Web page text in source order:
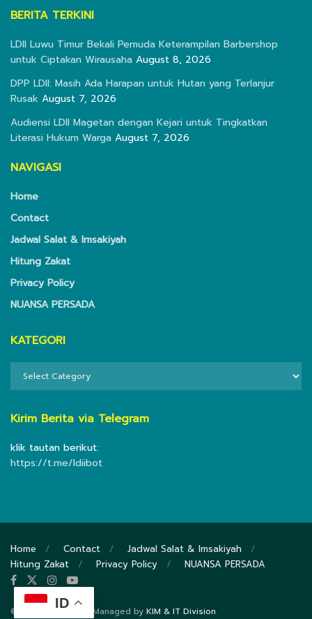
BERITA TERKINI
LDII Luwu Timur Bekali Pemuda Keterampilan Barbershop
untuk Ciptakan Wirausaha August 8, 2026
DPP LDII: Masih Ada Harapan untuk Hutan yang Terlanjur
Rusak August 7, 2026
Audiensi LDII Magetan dengan Kejari untuk Tingkatkan
Literasi Hukum Warga August 7, 2026
NAVIGASI
Home
Contact
Jadwal Salat & Imsakiyah
Hitung Zakat
Privacy Policy
NUANSA PERSADA
KATEGORI
Kirim Berita via Telegram
klik tautan berikut:
https://t.me/ldiibot
Home Contact
Jadwal Salat & Imsakiyah
Hitung Zakat
Privacy Policy NUANSA PERSADA
© 2020 DPP LDII - Managed by KIM & IT Division.
ID